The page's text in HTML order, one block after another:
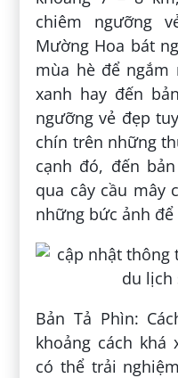
chiêm ngưỡng
Mường Hoa bát
mùa hè để ngắm
xanh hay đến
ngưỡng vẻ đẹp
chín trên những
cạnh đó, đến
qua cây cầu mây
những bức ảnh
Bản Tả Phìn:
khoảng cách
có thể trải